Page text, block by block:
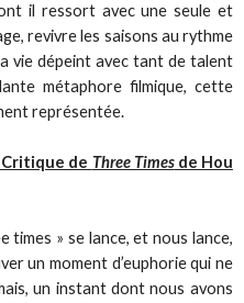
il ressort avec une seule et
revivre les saisons au rythme
vie dépeint avec tant de talent
métaphore filmique, cette
représentée.
de Three Timesde Hou
times » se lance, et nous lance,
un moment d’euphorie qui ne
un instant dont nous avons